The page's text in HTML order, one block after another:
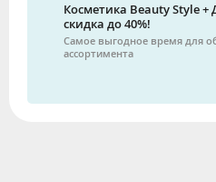
Косметика Beauty Style
скидка до 40%!
Самое выгодное время для
ассортимента